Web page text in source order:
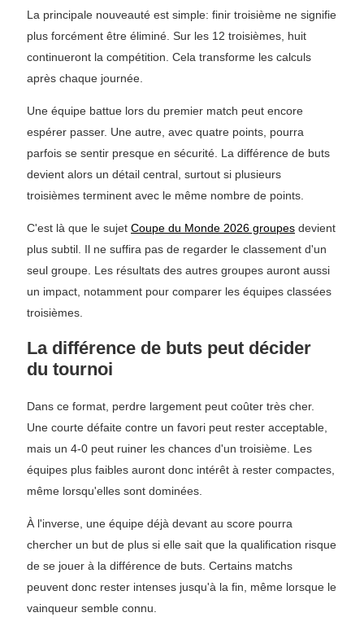
La principale nouveauté est simple: finir troisième ne signifie
plus forcément être éliminé. Sur les 12 troisièmes, huit
continueront la compétition. Cela transforme les calculs
après chaque journée.
Une équipe battue lors du premier match peut encore
espérer passer. Une autre, avec quatre points, pourra
parfois se sentir presque en sécurité. La différence de buts
devient alors un détail central, surtout si plusieurs
troisièmes terminent avec le même nombre de points.
C'est là que le sujet Coupe du Monde 2026 groupes devient
plus subtil. Il ne suffira pas de regarder le classement d'un
seul groupe. Les résultats des autres groupes auront aussi
un impact, notamment pour comparer les équipes classées
troisièmes.
La différence de buts peut décider
du tournoi
Dans ce format, perdre largement peut coûter très cher.
Une courte défaite contre un favori peut rester acceptable,
mais un 4-0 peut ruiner les chances d'un troisième. Les
équipes plus faibles auront donc intérêt à rester compactes,
même lorsqu'elles sont dominées.
À l'inverse, une équipe déjà devant au score pourra
chercher un but de plus si elle sait que la qualification risque
de se jouer à la différence de buts. Certains matchs
peuvent donc rester intenses jusqu'à la fin, même lorsque le
vainqueur semble connu.